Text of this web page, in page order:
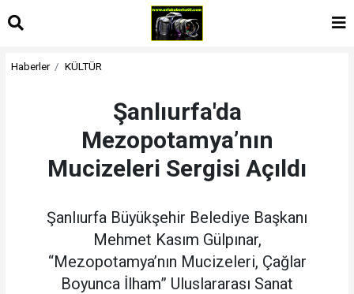
Haberler KÜLTÜR
Şanlıurfa'da
Mezopotamya’nın
Mucizeleri Sergisi Açıldı
Şanlıurfa Büyükşehir Belediye Başkanı
Mehmet Kasım Gülpınar,
“Mezopotamya’nın Mucizeleri, Çağlar
Boyunca İlham” Uluslararası Sanat